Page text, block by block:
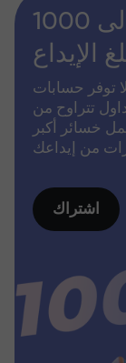
مكافأة إيداع تصل إلى 1000
لا توفر حسابات X الخاصة رافعة مالية تصل إلى 1:5000
تتراوح من
بتحمل خسائر أكبر
اشتراك